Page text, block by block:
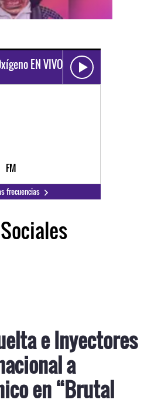
EN VIVO
FM
frecuencias
e Inyectores
a
en “Brutal